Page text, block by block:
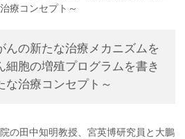
療コンセプト～
んの新たな治療メカニズムを
細胞の増殖プログラムを書き
な治療コンセプト～
の田中知明教授、宮英博研究員と大鵬